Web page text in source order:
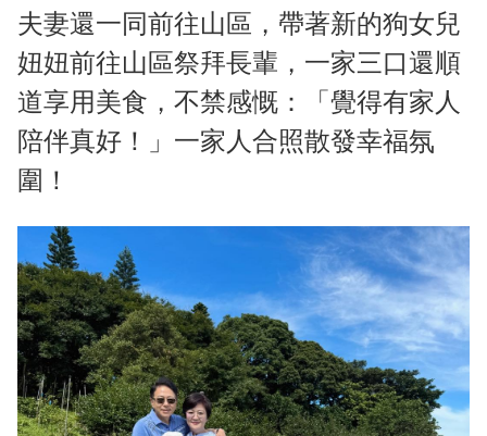
夫妻還一同前往山區，帶著新的狗女兒
妞妞前往山區祭拜長輩，一家三口還順
道享用美食，不禁感慨：「覺得有家人
陪伴真好！」一家人合照散發幸福氛
圍！